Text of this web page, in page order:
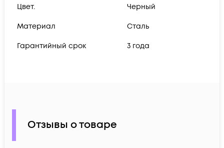
Цвет. Черный
Материал Сталь
Гарантийный срок 3 года
Отзывы о товаре